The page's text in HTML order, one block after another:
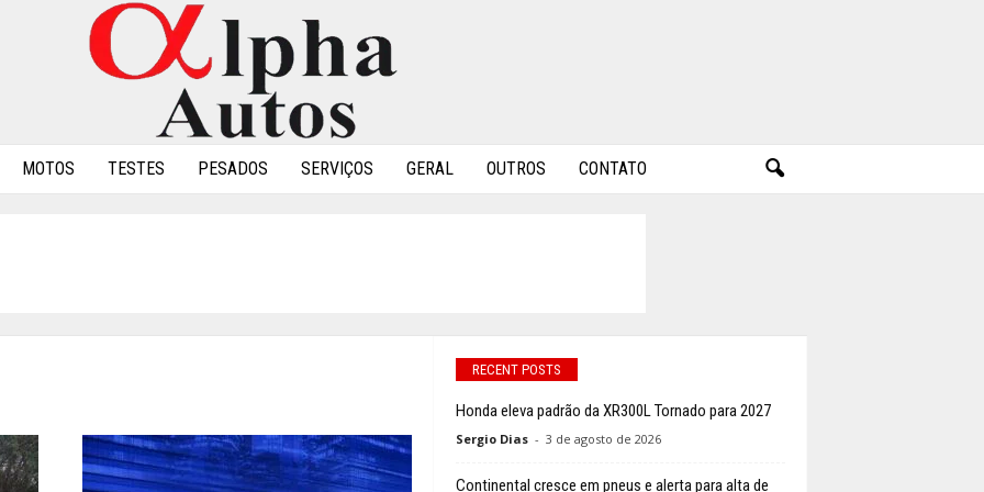
MOTOS TESTES PESADOS SERVIÇOS GERAL OUTROS CONTATO
RECENT POSTS
Honda eleva padrão da XR300L Tornado para 2027
Sergio Dias - 3 de agosto de 2026
Continental cresce em pneus e alerta para alta de